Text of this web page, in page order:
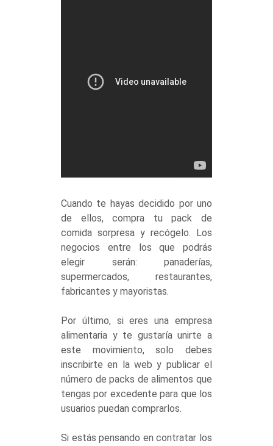
Cuando te hayas decidido por uno
de ellos, compra tu pack de
comida sorpresa y recógelo. Los
negocios entre los que podrás
elegir serán: panaderías,
supermercados, restaurantes,
fabricantes y mayoristas.
Por último, si eres una empresa
alimentaria y te gustaría unirte a
este movimiento, solo debes
inscribirte en la web y publicar el
número de packs de alimentos que
tengas por excedente para que los
usuarios puedan comprarlos.
Si estás pensando en contratar los